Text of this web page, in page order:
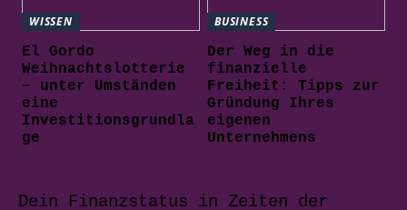
WISSEN
El Gordo
Weihnachtslotterie
– unter Umständen
eine
Investitionsgrundla
ge
BUSINESS
Der Weg in die
finanzielle
Freiheit: Tipps zur
Gründung Ihres
eigenen
Unternehmens
Dein Finanzstatus in Zeiten der